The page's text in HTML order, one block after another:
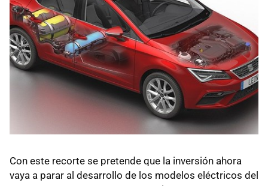
Con este recorte se pretende que la inversión ahora
vaya a parar al desarrollo de los modelos eléctricos del